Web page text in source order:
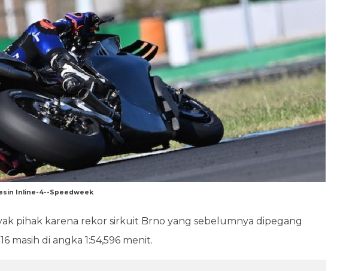
Inline-4--Speedweek
pihak karena rekor sirkuit Brno yang sebelumnya dipegang
masih di angka 1:54,596 menit.